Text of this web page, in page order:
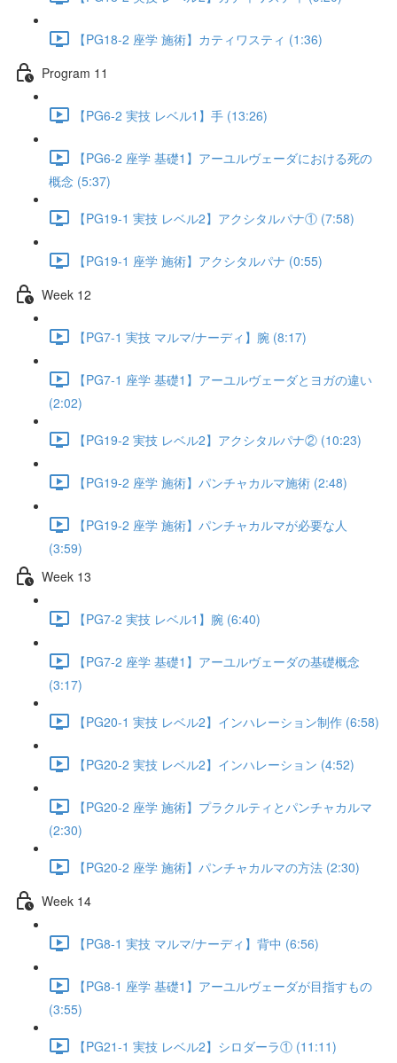
【PG18-2 座学 施術】カティワスティ (1:36)
Program 11
【PG6-2 実技 レベル1】手 (13:26)
【PG6-2 座学 基礎1】アーユルヴェーダにおける死の
概念 (5:37)
【PG19-1 実技 レベル2】アクシタルパナ① (7:58)
【PG19-1 座学 施術】アクシタルパナ (0:55)
Week 12
【PG7-1 実技 マルマ/ナーディ】腕 (8:17)
【PG7-1 座学 基礎1】アーユルヴェーダとヨガの違い
(2:02)
【PG19-2 実技 レベル2】アクシタルパナ② (10:23)
【PG19-2 座学 施術】パンチャカルマ施術 (2:48)
【PG19-2 座学 施術】パンチャカルマが必要な人
(3:59)
Week 13
【PG7-2 実技 レベル1】腕 (6:40)
【PG7-2 座学 基礎1】アーユルヴェーダの基礎概念
(3:17)
【PG20-1 実技 レベル2】インハレーション制作 (6:58)
【PG20-2 実技 レベル2】インハレーション (4:52)
【PG20-2 座学 施術】プラクルティとパンチャカルマ
(2:30)
【PG20-2 座学 施術】パンチャカルマの方法 (2:30)
Week 14
【PG8-1 実技 マルマ/ナーディ】背中 (6:56)
【PG8-1 座学 基礎1】アーユルヴェーダが目指すもの
(3:55)
【PG21-1 実技 レベル2】シロダーラ① (11:11)